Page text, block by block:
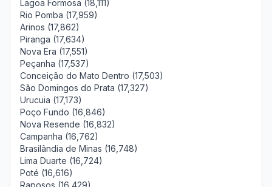
Lagoa Formosa (18,111)
Rio Pomba (17,959)
Arinos (17,862)
Piranga (17,634)
Nova Era (17,551)
Peçanha (17,537)
Conceição do Mato Dentro (17,503)
São Domingos do Prata (17,327)
Urucuia (17,173)
Poço Fundo (16,846)
Nova Resende (16,832)
Campanha (16,762)
Brasilândia de Minas (16,748)
Lima Duarte (16,724)
Poté (16,616)
Raposos (16,429)